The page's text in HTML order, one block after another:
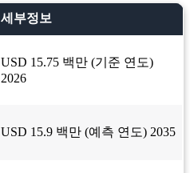
세부정보
USD 15.75 백만 (기준 연도)
2026
USD 15.9 백만 (예측 연도) 2035